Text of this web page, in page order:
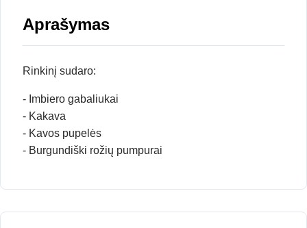
Aprašymas
Rinkinį sudaro:
- Imbiero gabaliukai
- Kakava
- Kavos pupelės
- Burgundiški rožių pumpurai